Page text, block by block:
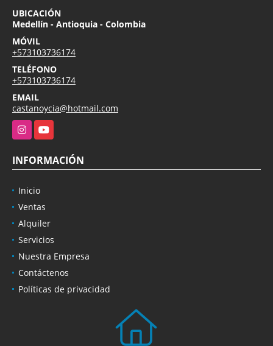
UBICACIÓN
Medellín - Antioquia - Colombia
MÓVIL
+573103736174
TELÉFONO
+573103736174
EMAIL
castanoycia@hotmail.com
InstagramYouTube
INFORMACIÓN
Inicio
Ventas
Alquiler
Servicios
Nuestra Empresa
Contáctenos
Políticas de privacidad